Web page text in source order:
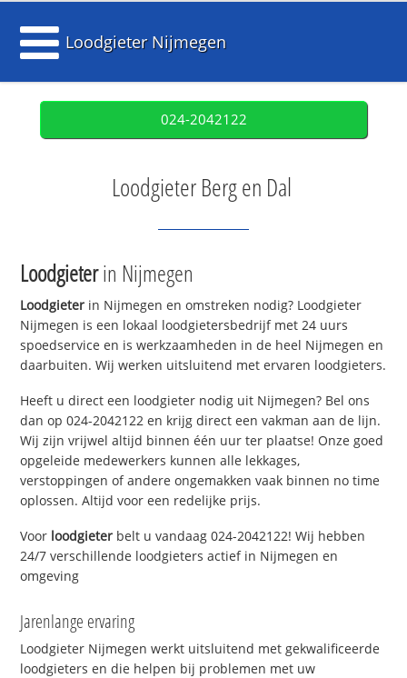
Loodgieter Nijmegen
024-2042122
Loodgieter Berg en Dal
Loodgieterin Nijmegen
Loodgieter in Nijmegen en omstreken nodig? Loodgieter
Nijmegen is een lokaal loodgietersbedrijf met 24 uurs
spoedservice en is werkzaamheden in de heel Nijmegen en
daarbuiten. Wij werken uitsluitend met ervaren loodgieters.
Heeft u direct een loodgieter nodig uit Nijmegen? Bel ons
dan op 024-2042122 en krijg direct een vakman aan de lijn.
Wij zijn vrijwel altijd binnen één uur ter plaatse! Onze goed
opgeleide medewerkers kunnen alle lekkages,
verstoppingen of andere ongemakken vaak binnen no time
oplossen. Altijd voor een redelijke prijs.
Voor loodgieter belt u vandaag 024-2042122! Wij hebben
24/7 verschillende loodgieters actief in Nijmegen en
omgeving
Jarenlange ervaring
Loodgieter Nijmegen werkt uitsluitend met gekwalificeerde
loodgieters en die helpen bij problemen met uw